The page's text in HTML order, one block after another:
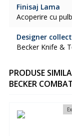
Finisaj Lama
Acoperire cu
Designer
Becker Knife &
PRODUSE
BECKER